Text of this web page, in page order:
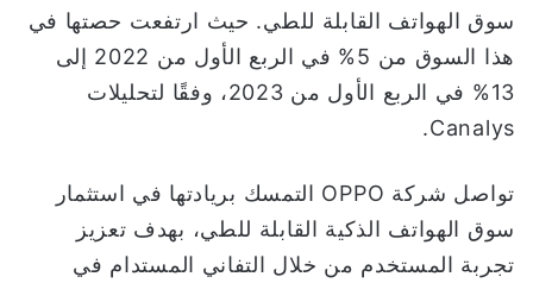
سوق الهواتف القابلة للطي. حيث ارتفعت حصتها في
هذا السوق من 5% في الربع الأول من 2022 إلى
13% في الربع الأول من 2023، وفقًا لتحليلات
Canalys.
تواصل شركة OPPO التمسك بريادتها في استثمار
سوق الهواتف الذكية القابلة للطي، بهدف تعزيز
تجربة المستخدم من خلال التفاني المستدام في